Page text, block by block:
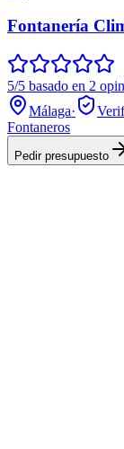
Fontanería
5/5 basado en 2
Málaga·
Fontaneros
Pedir presupuesto